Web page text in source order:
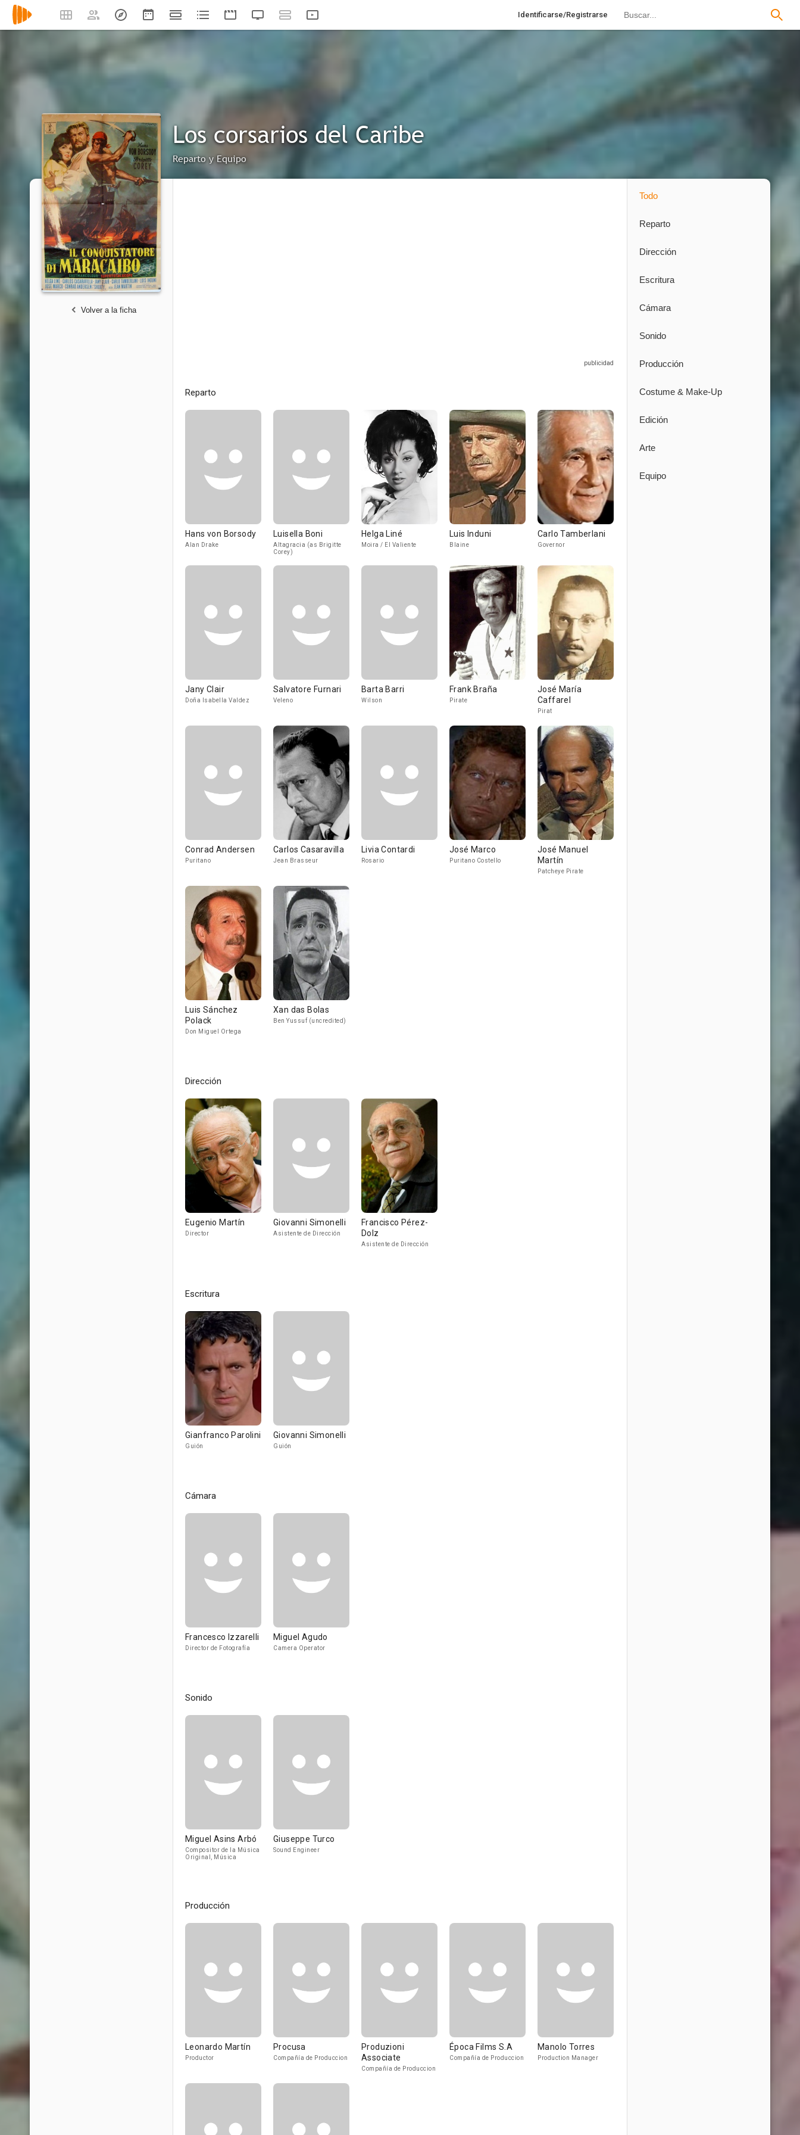
Identificarse/Registrarse
Los corsarios del Caribe
Reparto y Equipo
Volver a la ficha
Reparto
Hans von Borsody
Alan Drake
Luisella Boni
Altagracia (as Brigitte
Corey)
Helga Liné
Moira / El Valiente
Luis Induni
Blaine
Carlo Tamberlani
Governor
Jany Clair
Doña Isabella Valdez
Salvatore Furnari
Veleno
Barta Barri
Wilson
Frank Braña
Pirate
José María
Caffarel
Pirat
Conrad Andersen
Puritano
Carlos Casaravilla
Jean Brasseur
Livia Contardi
Rosario
José Marco
Puritano Costello
José Manuel
Martín
Patcheye Pirate
Luis Sánchez
Polack
Don Miguel Ortega
Xan das Bolas
Ben Yussuf (uncredited)
Dirección
Eugenio Martín
Director
Giovanni Simonelli
Asistente de Dirección
Francisco Pérez-
Dolz
Asistente de Dirección
Escritura
Gianfranco Parolini
Guión
Giovanni Simonelli
Guión
Cámara
Francesco Izzarelli
Director de Fotografía
Miguel Agudo
Camera Operator
Sonido
Miguel Asins Arbó
Compositor de la Música
Original, Música
Giuseppe Turco
Sound Engineer
Producción
Leonardo Martín
Productor
Procusa
Compañía de Produccion
Produzioni
Associate
Compañía de Produccion
Época Films S.A
Compañía de Produccion
Manolo Torres
Production Manager
Todo
Reparto
Dirección
Escritura
Cámara
Sonido
Producción
Costume & Make-Up
Edición
Arte
Equipo